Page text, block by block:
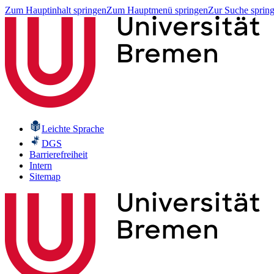
Zum Hauptinhalt springenZum Hauptmenü springenZur Suche
Leichte Sprache
DGS
Barrierefreiheit
Intern
Sitemap